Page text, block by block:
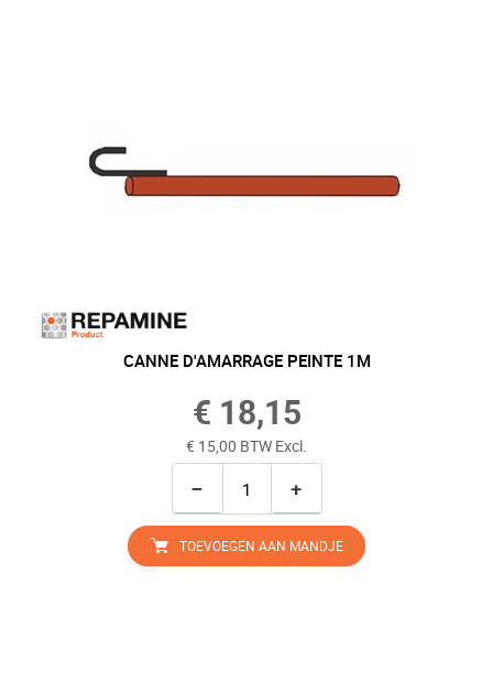
CANNE D'AMARRAGE PEINTE 1M
€ 18,15
€ 15,00 BTW Excl.
− +
TOEVOEGEN AAN MANDJE